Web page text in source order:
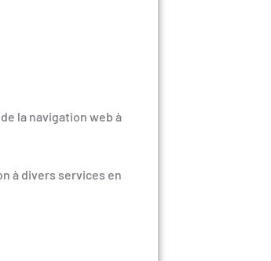
la navigation web à
à divers services en